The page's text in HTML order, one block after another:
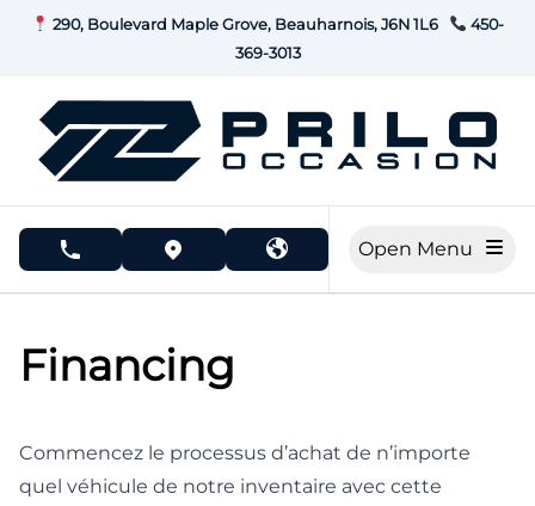
Skip to Menu
Skip to Content
Skip to Footer
290, Boulevard Maple Grove, Beauharnois, J6N 1L6
450-
369-3013
phone call buttonview map button
Financing
Commencez le processus d’achat de n’importe
quel véhicule de notre inventaire avec cette